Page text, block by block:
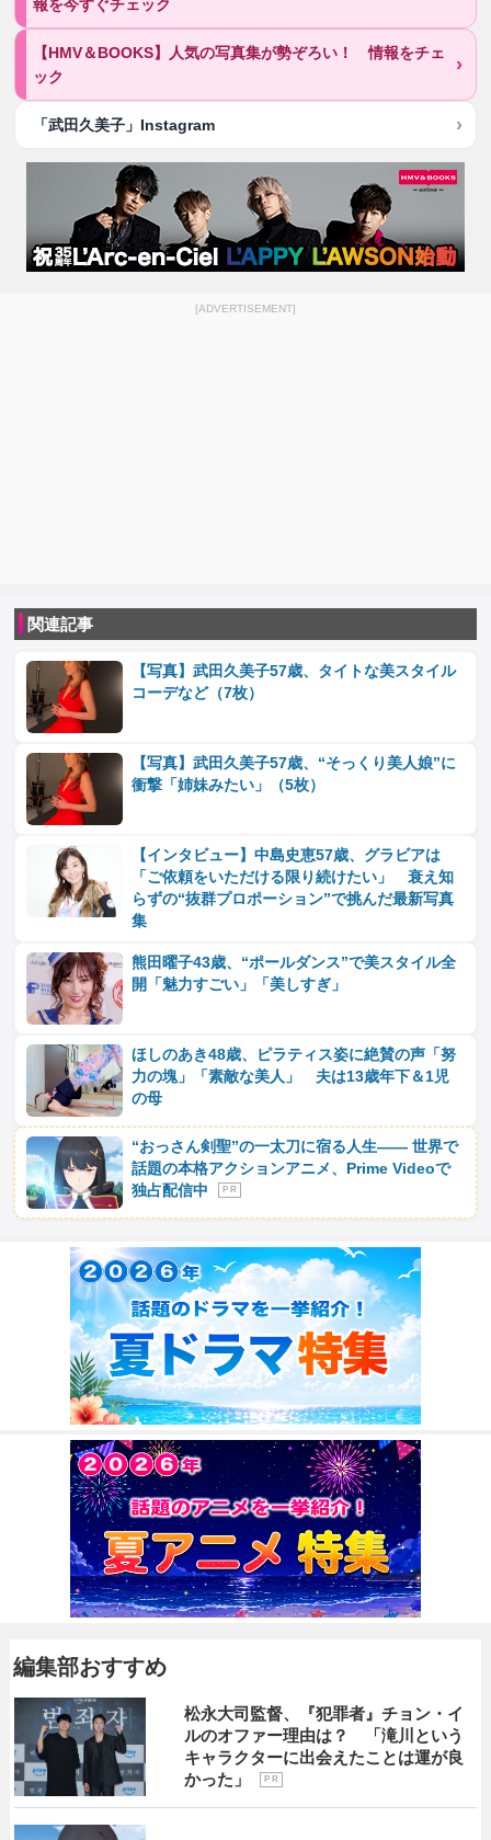
報を今すぐチェック
【HMV＆BOOKS】人気の写真集が勢ぞろい！ 情報をチェ
ック
「武田久美子」Instagram
[ADVERTISEMENT]
関連記事
【写真】武田久美子57歳、タイトな美スタイル
コーデなど（7枚）
【写真】武田久美子57歳、“そっくり美人娘”に
衝撃「姉妹みたい」（5枚）
【インタビュー】中島史恵57歳、グラビアは
「ご依頼をいただける限り続けたい」 衰え知
らずの“抜群プロポーション”で挑んだ最新写真
集
熊田曜子43歳、“ポールダンス”で美スタイル全
開「魅力すごい」「美しすぎ」
ほしのあき48歳、ピラティス姿に絶賛の声「努
力の塊」「素敵な美人」 夫は13歳年下＆1児
の母
“おっさん剣聖”の一太刀に宿る人生―― 世界で
話題の本格アクションアニメ、Prime Videoで
独占配信中
P R
編集部おすすめ
松永大司監督、『犯罪者』チョン・イ
ルのオファー理由は？ 「滝川という
キャラクターに出会えたことは運が良
かった」
P R